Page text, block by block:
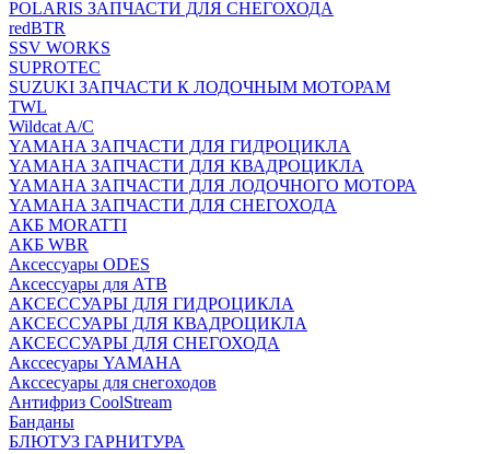
POLARIS ЗАПЧАСТИ ДЛЯ СНЕГОХОДА
redBTR
SSV WORKS
SUPROTEC
SUZUKI ЗАПЧАСТИ К ЛОДОЧНЫМ МОТОРАМ
TWL
Wildcat A/C
YAMAHA ЗАПЧАСТИ ДЛЯ ГИДРОЦИКЛА
YAMAHA ЗАПЧАСТИ ДЛЯ КВАДРОЦИКЛА
YAMAHA ЗАПЧАСТИ ДЛЯ ЛОДОЧНОГО МОТОРА
YAMAHA ЗАПЧАСТИ ДЛЯ СНЕГОХОДА
АКБ MORATTI
АКБ WBR
Аксессуары ODES
Аксессуары для АТВ
АКСЕССУАРЫ ДЛЯ ГИДРОЦИКЛА
АКСЕССУАРЫ ДЛЯ КВАДРОЦИКЛА
АКСЕССУАРЫ ДЛЯ СНЕГОХОДА
Акссесуары YAMAHA
Акссесуары для снегоходов
Антифриз CoolStream
Банданы
БЛЮТУЗ ГАРНИТУРА